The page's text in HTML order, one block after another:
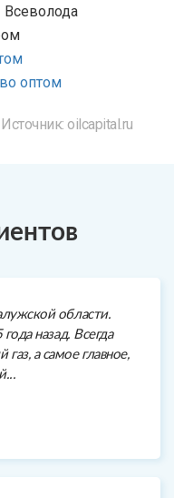
Всеволода
оптом
Источник: oilcapital.ru
области.
назад. Всегда
а самое главное,